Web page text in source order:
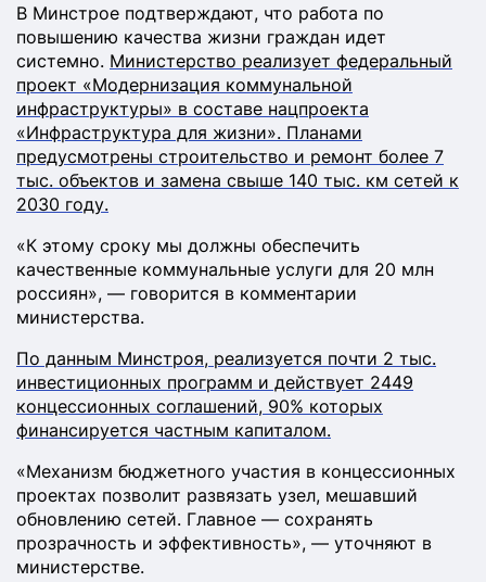
В Минстрое подтверждают, что работа по
повышению качества жизни граждан идет
системно. Министерство реализует федеральный
проект «Модернизация коммунальной
инфраструктуры» в составе нацпроекта
«Инфраструктура для жизни». Планами
предусмотрены строительство и ремонт более 7
тыс. объектов и замена свыше 140 тыс. км сетей к
2030 году.
«К этому сроку мы должны обеспечить
качественные коммунальные услуги для 20 млн
россиян», — говорится в комментарии
министерства.
По данным Минстроя, реализуется почти 2 тыс.
инвестиционных программ и действует 2449
концессионных соглашений, 90% которых
финансируется частным капиталом.
«Механизм бюджетного участия в концессионных
проектах позволит развязать узел, мешавший
обновлению сетей. Главное — сохранять
прозрачность и эффективность», — уточняют в
министерстве.